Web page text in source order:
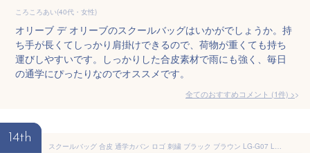
ころころあい(40代・女性)
オリーブ デ オリーブのスクールバッグはいかがでしょうか。持
ち手が長くてしっかり肩掛けできるので、荷物が重くても持ち
運びしやすいです。しっかりした合皮素材で雨にも強く、毎日
の通学にぴったりなのでオススメです。
全てのおすすめコメント (1件) >
14th
スクールバッグ 合皮 通学カバン ロゴ 刺繍 ブラック ブラウン LG-G07 LE GRANFILE ル・グランフィール (スクールバック/スクバ/バッグ/黒/茶/男子/メンズ/女子/レディース/かわいい/丈夫/ブランド/人気/通学/カバン/中学生/高校生/入学/定番/最強配送)(店頭受取対応商品)